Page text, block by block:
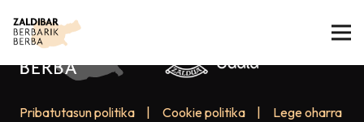
Pribatutasun politika Cookie politika Lege oharra